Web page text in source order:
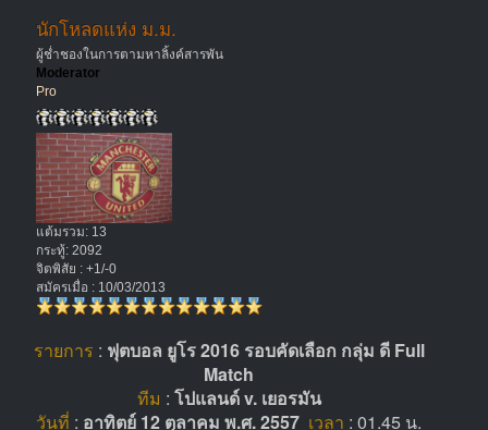
นักโหลดแห่ง ม.ม.
ผู้ช่ำชองในการตามหาลิ้งค์สารพัน
Moderator
Pro
แต้มรวม: 13
กระทู้: 2092
จิตพิสัย : +1/-0
สมัครเมื่อ : 10/03/2013
รายการ : ฟุตบอล ยูโร 2016 รอบคัดเลือก กลุ่ม ดี Full
Match
ทีม : โปแลนด์ v. เยอรมัน
วันที่ : อาทิตย์ 12 ตุลาคม พ.ศ. 2557 เวลา : 01.45 น.